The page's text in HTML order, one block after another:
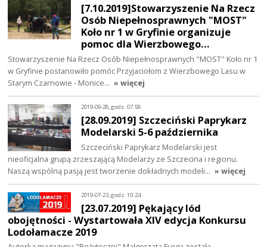
[7.10.2019]Stowarzyszenie Na Rzecz
Osób Niepełnosprawnych "MOST"
Koło nr 1 w Gryfinie organizuje
pomoc dla Wierzbowego…
Stowarzyszenie Na Rzecz Osób Niepełnosprawnych "MOST" Koło nr 1
w Gryfinie postanowiło pomóc Przyjaciołom z Wierzbowego Lasu w
Starym Czarnowie - Monice… » więcej
2019-09-28, godz. 07:58
[28.09.2019] Szczeciński Paprykarz
Modelarski 5-6 października
Szczeciński Paprykarz Modelarski jest
nieoficjalna grupą zrzeszającą Modelarzy ze Szczecina i regionu.
Naszą wspólną pasją jest tworzenie dokładnych modeli… » więcej
2019-07-23, godz. 10:24
[23.07.2019] Pękający lód
obojętności - Wystartowała XIV edycja Konkursu
Lodołamacze 2019